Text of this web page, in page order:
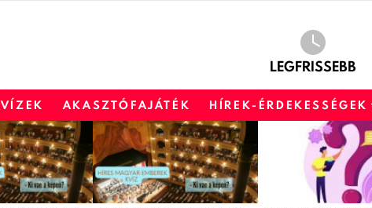
LEGFRISSEBB
AKASZTÓFAJÁTÉK HÍREK-ÉRDEKESSÉGEK